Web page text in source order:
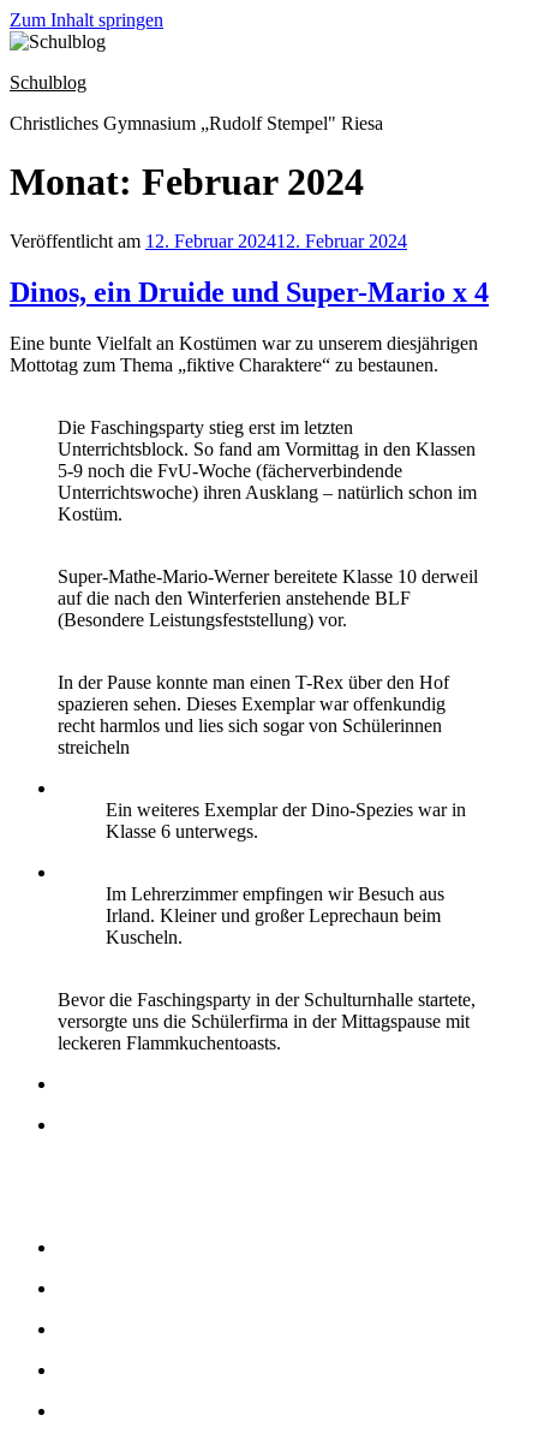
Zum Inhalt springen
Schulblog
Christliches Gymnasium „Rudolf Stempel" Riesa
Monat: Februar 2024
Veröffentlicht am 12. Februar 202412. Februar 2024
Dinos, ein Druide und Super-Mario x 4
Eine bunte Vielfalt an Kostümen war zu unserem diesjährigen
Mottotag zum Thema „fiktive Charaktere“ zu bestaunen.
Die Faschingsparty stieg erst im letzten
Unterrichtsblock. So fand am Vormittag in den Klassen
5-9 noch die FvU-Woche (fächerverbindende
Unterrichtswoche) ihren Ausklang – natürlich schon im
Kostüm.
Super-Mathe-Mario-Werner bereitete Klasse 10 derweil
auf die nach den Winterferien anstehende BLF
(Besondere Leistungsfeststellung) vor.
In der Pause konnte man einen T-Rex über den Hof
spazieren sehen. Dieses Exemplar war offenkundig
recht harmlos und lies sich sogar von Schülerinnen
streicheln
Ein weiteres Exemplar der Dino-Spezies war in
Klasse 6 unterwegs.
Im Lehrerzimmer empfingen wir Besuch aus
Irland. Kleiner und großer Leprechaun beim
Kuscheln.
Bevor die Faschingsparty in der Schulturnhalle startete,
versorgte uns die Schülerfirma in der Mittagspause mit
leckeren Flammkuchentoasts.